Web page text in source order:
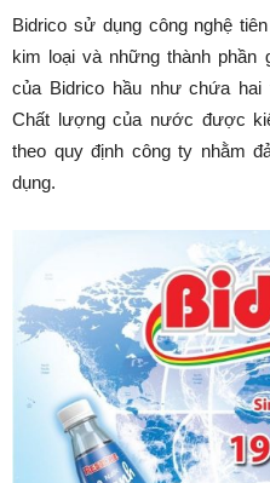
Bidrico sử dụng công nghệ
kim loại và những thành phần
của Bidrico hầu như chứa
Chất lượng của nước được
theo quy định công ty nhằm
dụng.